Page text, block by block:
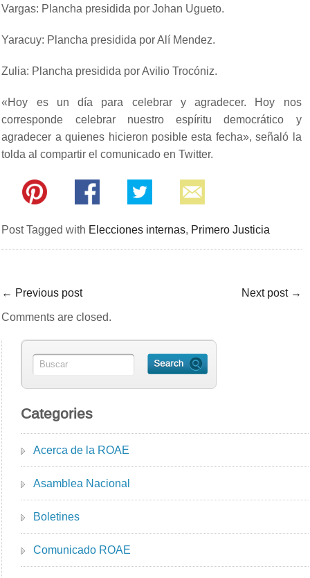
Vargas: Plancha presidida por Johan Ugueto.
Yaracuy: Plancha presidida por Alí Mendez.
Zulia: Plancha presidida por Avilio Trocóniz.
«Hoy es un día para celebrar y agradecer. Hoy nos
corresponde celebrar nuestro espíritu democrático y
agradecer a quienes hicieron posible esta fecha», señaló la
tolda al compartir el comunicado en Twitter.
Post Tagged with Elecciones internas, Primero Justicia
← Previous post Next post →
Comments are closed.
Categories
Acerca de la ROAE
Asamblea Nacional
Boletines
Comunicado ROAE